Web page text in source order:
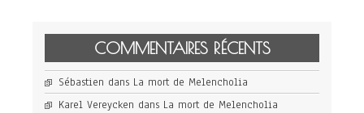
COMMENTAIRES RÉCENTS
Sébastien dans La mort de Melencholia
Karel Vereycken dans La mort de Melencholia